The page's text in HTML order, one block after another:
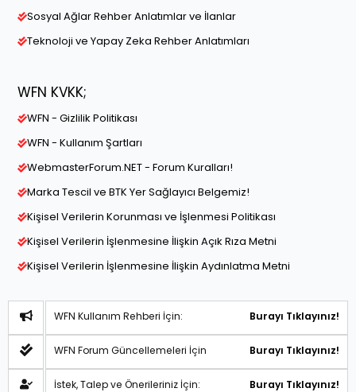
Sosyal Ağlar Rehber Anlatımlar ve İlanlar
Teknoloji ve Yapay Zeka Rehber Anlatımları
WFN KVKK;
WFN - Gizlilik Politikası
WFN - Kullanım Şartları
WebmasterForum.NET - Forum Kuralları!
Marka Tescil ve BTK Yer Sağlayıcı Belgemiz!
Kişisel Verilerin Korunması ve İşlenmesi Politikası
Kişisel Verilerin İşlenmesine İlişkin Açık Rıza Metni
Kişisel Verilerin İşlenmesine İlişkin Aydınlatma Metni
WFN Kullanım Rehberi İçin: Burayı Tıklayınız!
WFN Forum Güncellemeleri İçin Burayı Tıklayınız!
İstek, Talep ve Önerileriniz İçin: Burayı Tıklayınız!